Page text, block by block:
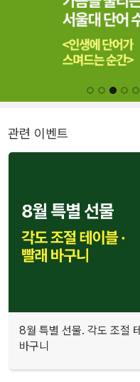
관련 이벤트
8월 특별 선물. 각도 조절
바구니